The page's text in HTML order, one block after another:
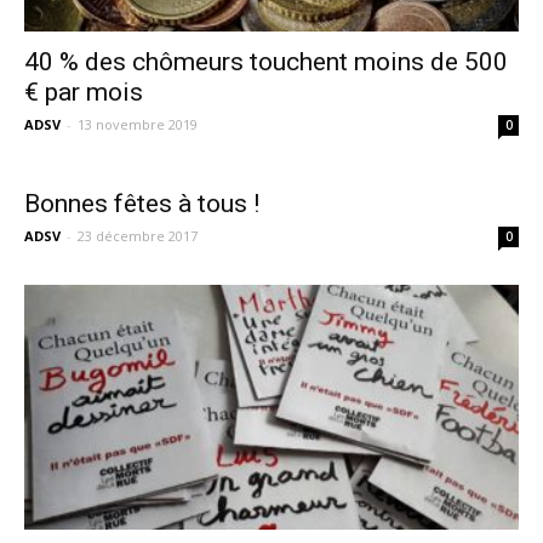
40 % des chômeurs touchent moins de 500
€ par mois
ADSV - 13 novembre 2019 0
Bonnes fêtes à tous !
ADSV - 23 décembre 2017 0